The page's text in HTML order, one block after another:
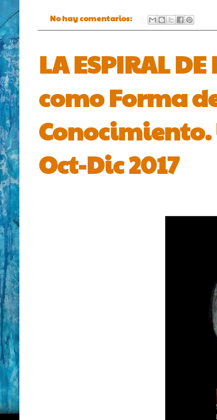
No hay comentarios:
LA ESPIRAL
como Forma
Oct-Dic 2017